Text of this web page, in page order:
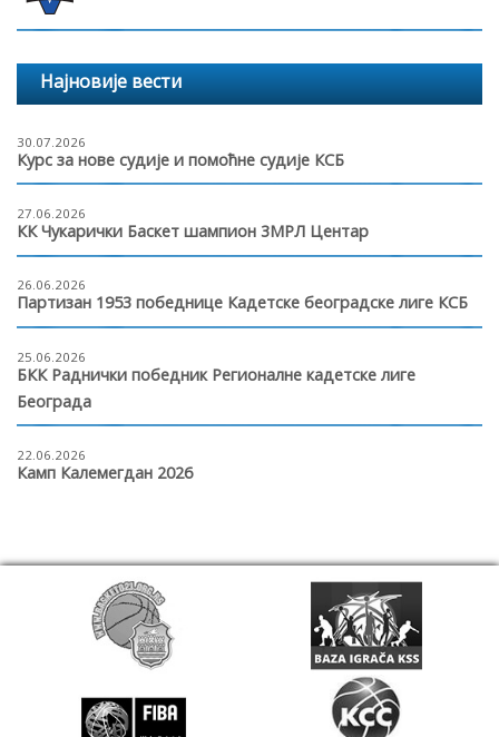
Најновије вести
30.07.2026
Курс за нове судије и помоћне судије КСБ
27.06.2026
КК Чукарички Баскет шампион 3МРЛ Центар
26.06.2026
Партизан 1953 победнице Кадетске београдске лиге КСБ
25.06.2026
БКК Раднички победник Регионалне кадетске лиге
Београда
22.06.2026
Камп Калемегдан 2026